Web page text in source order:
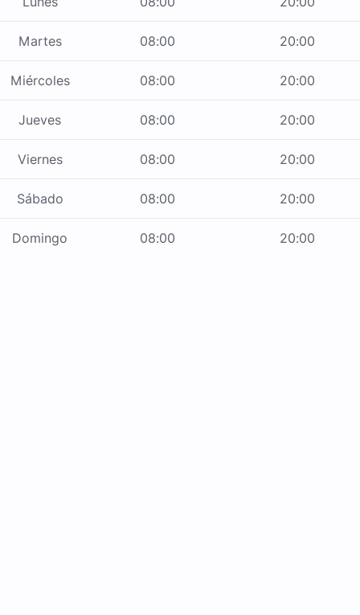
Martes 08:00 20:00
Miércoles 08:00 20:00
Jueves 08:00 20:00
Viernes 08:00 20:00
Sábado 08:00 20:00
Domingo 08:00 20:00